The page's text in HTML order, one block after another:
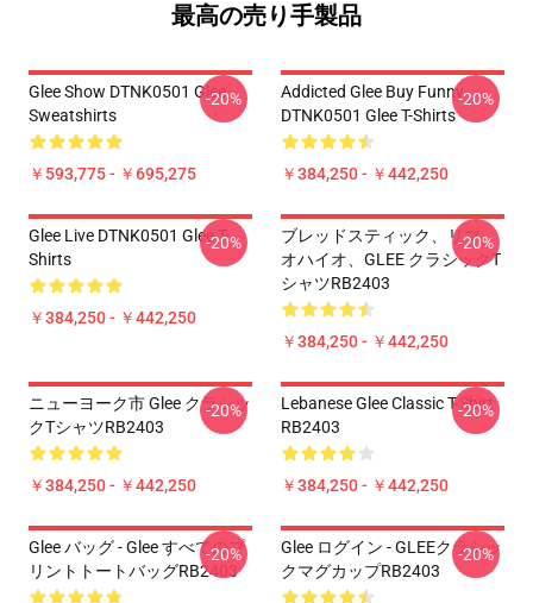
最高の売り手製品
Glee Show DTNK0501 Glee
Sweatshirts
￥593,775 - ￥695,275
-20%
Addicted Glee Buy Funny
DTNK0501 Glee T-Shirts
￥384,250 - ￥442,250
-20%
Glee Live DTNK0501 Glee T-
Shirts
￥384,250 - ￥442,250
-20%
ブレッドスティック、リマ、
オハイオ、GLEE クラシックT
シャツRB2403
￥384,250 - ￥442,250
-20%
ニューヨーク市 Glee クラシッ
クTシャツRB2403
￥384,250 - ￥442,250
-20%
Lebanese Glee Classic T-Shirt
RB2403
￥384,250 - ￥442,250
-20%
Glee バッグ - Glee すべてのプ
リントトートバッグRB2403
-20%
Glee ログイン - GLEEクラシッ
クマグカップRB2403
-20%